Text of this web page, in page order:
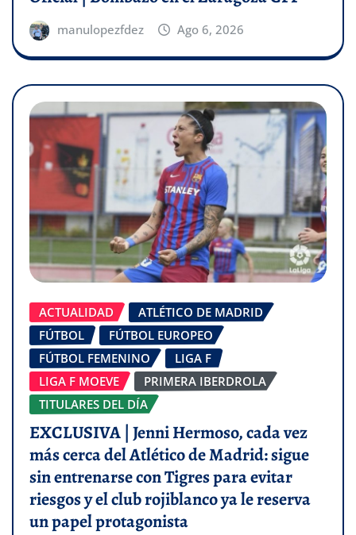
manulopezfdez Ago 6, 2026
ACTUALIDAD
ATLÉTICO DE MADRID
FÚTBOL
FÚTBOL EUROPEO
FÚTBOL FEMENINO
LIGA F
LIGA F MOEVE
PRIMERA IBERDROLA
TITULARES DEL DÍA
EXCLUSIVA | Jenni Hermoso, cada vez
más cerca del Atlético de Madrid: sigue
sin entrenarse con Tigres para evitar
riesgos y el club rojiblanco ya le reserva
un papel protagonista